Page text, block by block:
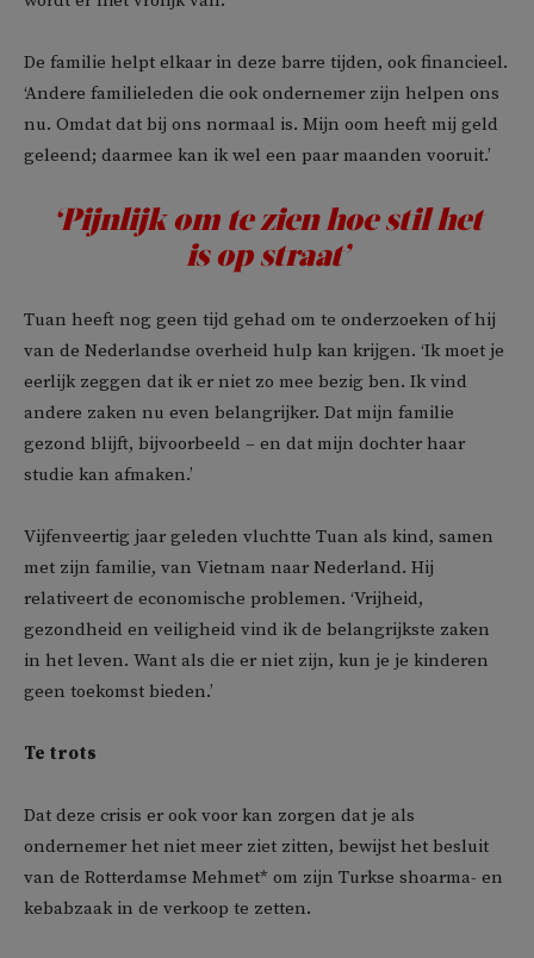
De familie helpt elkaar in deze barre tijden, ook financieel.
‘Andere familieleden die ook ondernemer zijn helpen ons
nu. Omdat dat bij ons normaal is. Mijn oom heeft mij geld
geleend; daarmee kan ik wel een paar maanden vooruit.’
‘Pijnlijk om te zien hoe stil het
is op straat’
Tuan heeft nog geen tijd gehad om te onderzoeken of hij
van de Nederlandse overheid hulp kan krijgen. ‘Ik moet je
eerlijk zeggen dat ik er niet zo mee bezig ben. Ik vind
andere zaken nu even belangrijker. Dat mijn familie
gezond blijft, bijvoorbeeld – en dat mijn dochter haar
studie kan afmaken.’
Vijfenveertig jaar geleden vluchtte Tuan als kind, samen
met zijn familie, van Vietnam naar Nederland. Hij
relativeert de economische problemen. ‘Vrijheid,
gezondheid en veiligheid vind ik de belangrijkste zaken
in het leven. Want als die er niet zijn, kun je je kinderen
geen toekomst bieden.’
Te trots
Dat deze crisis er ook voor kan zorgen dat je als
ondernemer het niet meer ziet zitten, bewijst het besluit
van de Rotterdamse Mehmet* om zijn Turkse shoarma- en
kebabzaak in de verkoop te zetten.